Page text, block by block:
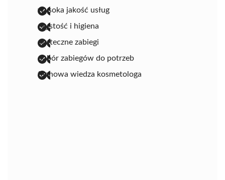
wysoka jakość usług
czystość i higiena
skuteczne zabiegi
dobór zabiegów do potrzeb
fachowa wiedza kosmetologa